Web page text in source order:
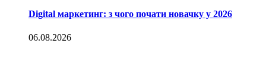
Digital маркетинг: з чого почати новачку у 2026
06.08.2026